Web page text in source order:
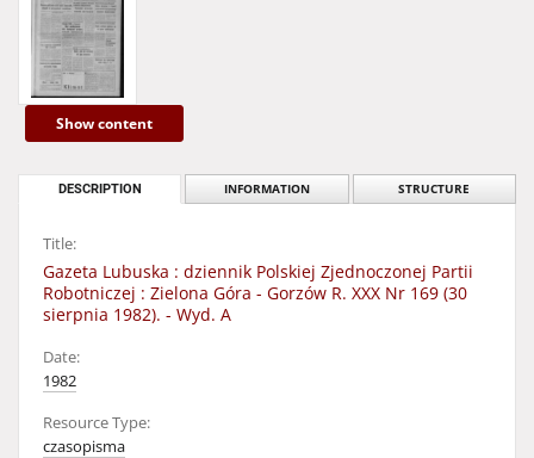
Show content
DESCRIPTION INFORMATION STRUCTURE
Title:
Gazeta Lubuska : dziennik Polskiej Zjednoczonej Partii
Robotniczej : Zielona Góra - Gorzów R. XXX Nr 169 (30
sierpnia 1982). - Wyd. A
Date:
1982
Resource Type:
czasopisma